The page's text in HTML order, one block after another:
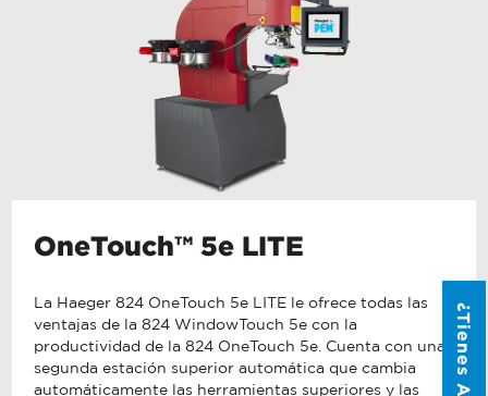
OneTouch™ 5e LITE
La Haeger 824 OneTouch 5e LITE le ofrece todas las
ventajas de la 824 WindowTouch 5e con la
productividad de la 824 OneTouch 5e. Cuenta con una
segunda estación superior automática que cambia
automáticamente las herramientas superiores y las
*
COMPANY NAME*
COUNTRY